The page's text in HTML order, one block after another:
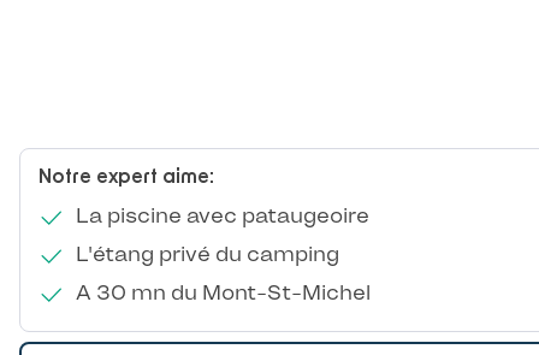
Notre expert aime:
La piscine avec pataugeoire
L'étang privé du camping
A 30 mn du Mont-St-Michel